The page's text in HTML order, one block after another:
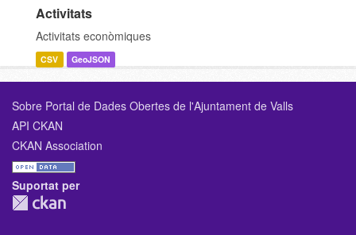
Activitats
Activitats econòmiques
CSV GeoJSON
Sobre Portal de Dades Obertes de l'Ajuntament de Valls
API CKAN
CKAN Association
Suportat per